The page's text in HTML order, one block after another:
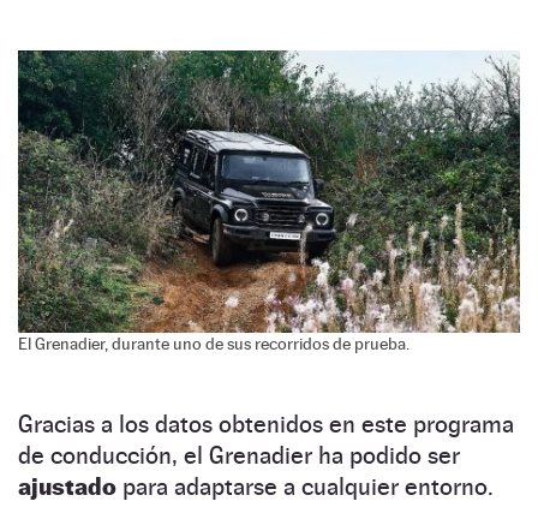
El Grenadier, durante uno de sus recorridos de prueba.
Gracias a los datos obtenidos en este programa
de conducción, el Grenadier ha podido ser
ajustado para adaptarse a cualquier entorno.